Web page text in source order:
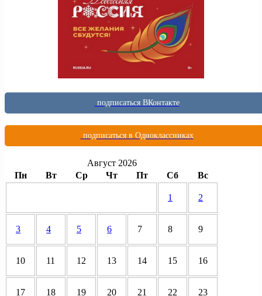
подписаться ВКонтакте
подписаться в Одноклассниках
Август 2026
Пн
Вт Ср Чт Пт Сб Вс
1 2
3 4 5 6 7 8 9
10 11 12 13 14 15 16
17 18 19 20 21 22 23